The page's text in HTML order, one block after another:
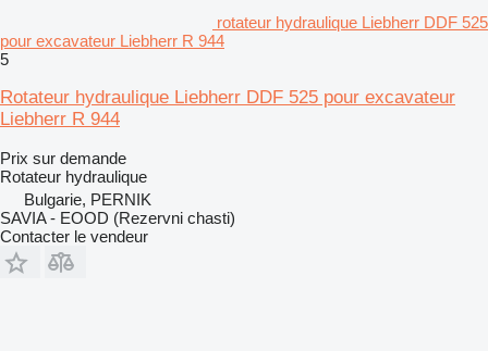
rotateur hydraulique Liebherr DDF 525
pour excavateur Liebherr R 944
5
Rotateur hydraulique Liebherr DDF 525 pour excavateur
Liebherr R 944
Prix sur demande
Rotateur hydraulique
Bulgarie, PERNIK
SAVIA - EOOD (Rezervni chasti)
Contacter le vendeur